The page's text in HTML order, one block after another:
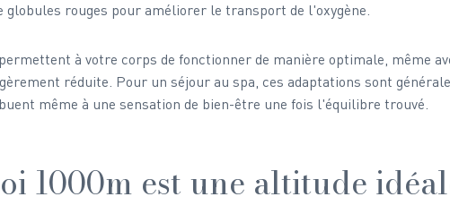
globules rouges pour améliorer le transport de l'oxygène.
à votre corps de fonctionner de manière optimale, même
réduite. Pour un séjour au spa, ces adaptations sont
même à une sensation de bien-être une fois l'équilibre trouvé.
1000m est une altitude